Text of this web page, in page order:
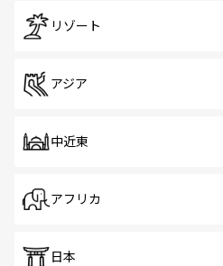
リゾート
アジア
中近東
アフリカ
日本